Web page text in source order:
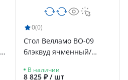
0(0)
Стол Велламо ВО-09
блэквуд ячменный/
В наличии
8 825 ₽ / шт